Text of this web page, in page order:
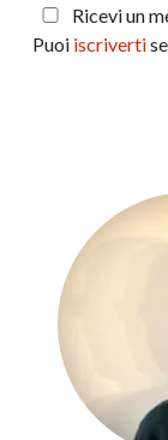
Ricevi un
Puoi iscriverti